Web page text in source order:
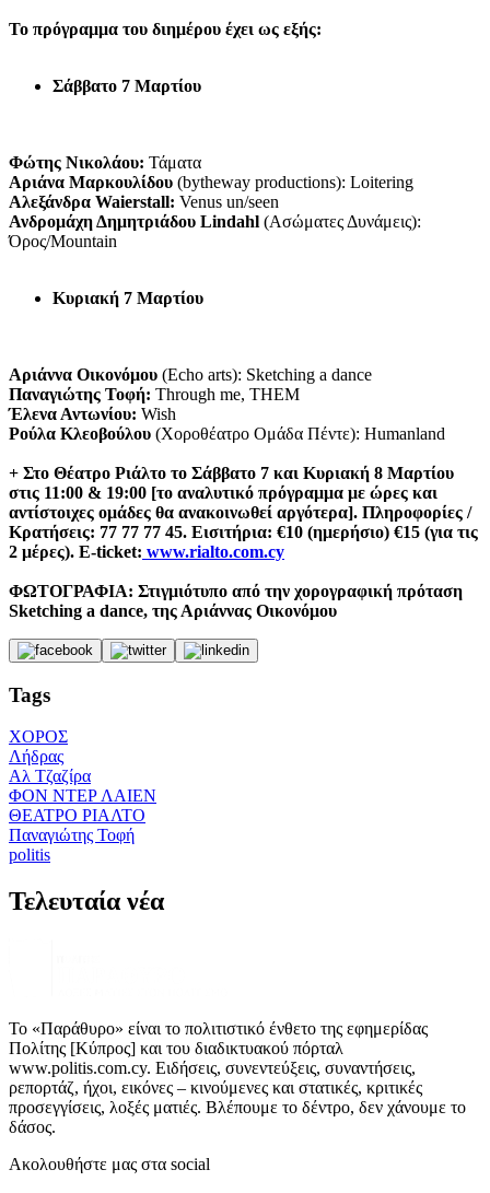
Το πρόγραμμα του διημέρου έχει ως εξής:
Σάββατο 7 Μαρτίου
Φώτης Νικολάου: Τάματα
Αριάνα Μαρκουλίδου (bytheway productions): Loitering
Αλεξάνδρα Waierstall: Venus un/seen
Ανδρομάχη Δημητριάδου Lindahl (Ασώματες Δυνάμεις):
Όρος/Mountain
Κυριακή 7 Μαρτίου
Αριάννα Οικονόμου (Echo arts): Sketching a dance
Παναγιώτης Τοφή: Through me, THEM
Έλενα Αντωνίου: Wish
Ρούλα Κλεοβούλου (Χοροθέατρο Ομάδα Πέντε): Humanland
+ Στο Θέατρο Ριάλτο το Σάββατο 7 και Κυριακή 8 Μαρτίου
στις 11:00 & 19:00 [το αναλυτικό πρόγραμμα με ώρες και
αντίστοιχες ομάδες θα ανακοινωθεί αργότερα]. Πληροφορίες /
Κρατήσεις: 77 77 77 45. Εισιτήρια: €10 (ημερήσιο) €15 (για τις
2 μέρες). E-ticket: www.rialto.com.cy
ΦΩΤΟΓΡΑΦΙΑ: Στιγμιότυπο από την χορογραφική πρόταση
Sketching a dance, της Αριάννας Οικονόμου
Tags
ΧΟΡΟΣ
Λήδρας
Αλ Τζαζίρα
ΦΟΝ ΝΤΕΡ ΛΑΙΕΝ
ΘΕΑΤΡΟ ΡΙΑΛΤΟ
Παναγιώτης Τοφή
politis
Τελευταία νέα
Το «Παράθυρο» είναι το πολιτιστικό ένθετο της εφημερίδας
Πολίτης [Κύπρος] και του διαδικτυακού πόρταλ
www.politis.com.cy. Ειδήσεις, συνεντεύξεις, συναντήσεις,
ρεπορτάζ, ήχοι, εικόνες – κινούμενες και στατικές, κριτικές
προσεγγίσεις, λοξές ματιές. Βλέπουμε το δέντρο, δεν χάνουμε το
δάσος.
Ακολουθήστε μας στα social